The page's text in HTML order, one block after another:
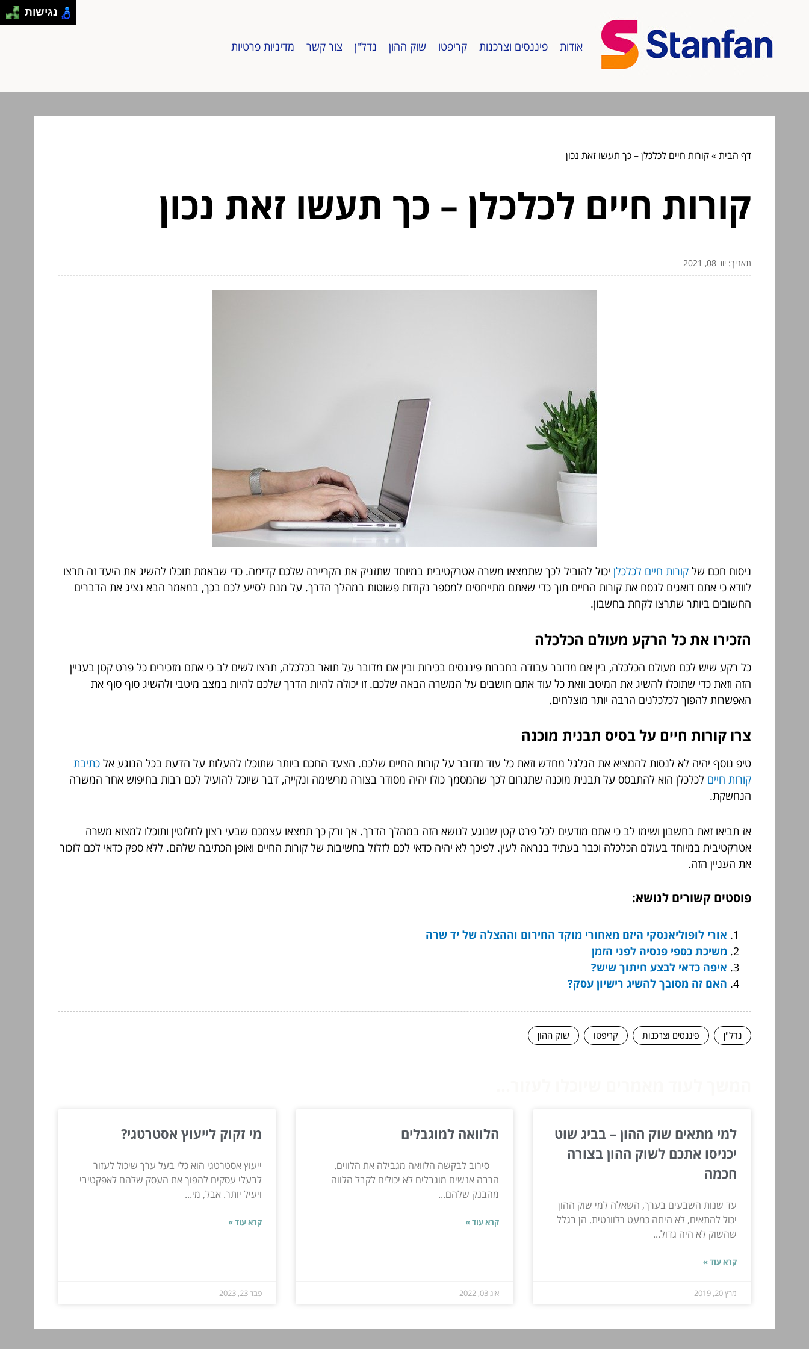
אודות פיננסים וצרכנות קריפטו שוק ההון נדל"ן צור קשר מדיניות פרטיות
דף הבית»קורות חיים לכלכלן – כך תעשו זאת נכון
קורות חיים לכלכלן – כך תעשו זאת נכון
תאריך: יונ 08, 2021
ניסוח חכם של קורות חיים לכלכלן יכול להוביל לכך שתמצאו משרה אטרקטיבית במיוחד שתזניק את הקריירה שלכם קדימה. כדי שבאמת תוכלו להשיג את היעד זה תרצו
לוודא כי אתם דואגים לנסח את קורות החיים תוך כדי שאתם מתייחסים למספר נקודות פשוטות במהלך הדרך. על מנת לסייע לכם בכך, במאמר הבא נציג את הדברים
החשובים ביותר שתרצו לקחת בחשבון.
הזכירו את כל הרקע מעולם הכלכלה
כל רקע שיש לכם מעולם הכלכלה, בין אם מדובר עבודה בחברות פיננסים בכירות ובין אם מדובר על תואר בכלכלה, תרצו לשים לב כי אתם מזכירים כל פרט קטן בעניין
הזה וזאת כדי שתוכלו להשיג את המיטב וזאת כל עוד אתם חושבים על המשרה הבאה שלכם. זו יכולה להיות הדרך שלכם להיות במצב מיטבי ולהשיג סוף סוף את
האפשרות להפוך לכלכלנים הרבה יותר מוצלחים.
צרו קורות חיים על בסיס תבנית מוכנה
טיפ נוסף יהיה לא לנסות להמציא את הגלגל מחדש וזאת כל עוד מדובר על קורות החיים שלכם. הצעד החכם ביותר שתוכלו להעלות על הדעת בכל הנוגע אל כתיבת
קורות חיים לכלכלן הוא להתבסס על תבנית מוכנה שתגרום לכך שהמסמך כולו יהיה מסודר בצורה מרשימה ונקייה, דבר שיוכל להועיל לכם רבות בחיפוש אחר המשרה
הנחשקת.
אז תביאו זאת בחשבון ושימו לב כי אתם מודעים לכל פרט קטן שנוגע לנושא הזה במהלך הדרך. אך ורק כך תמצאו עצמכם שבעי רצון לחלוטין ותוכלו למצוא משרה
אטרקטיבית במיוחד בעולם הכלכלה וכבר בעתיד בנראה לעין. לפיכך לא יהיה כדאי לכם לזלזל בחשיבות של קורות החיים ואופן הכתיבה שלהם. ללא ספק כדאי לכם לזכור
את העניין הזה.
פוסטים קשורים לנושא:
אורי לופוליאנסקי היזם מאחורי מוקד החירום וההצלה של יד שרה
משיכת כספי פנסיה לפני הזמן
איפה כדאי לבצע חיתוך שיש?
האם זה מסובך להשיג רישיון עסק?
נדל"ן פיננסים וצרכנות קריפטו שוק ההון
למי מתאים שוק ההון – בביג שוט
יכניסו אתכם לשוק ההון בצורה
חכמה
עד שנות השבעים בערך, השאלה למי שוק ההון
יכול להתאים, לא היתה כמעט רלוונטית. הן בגלל
שהשוק לא היה גדול...
קרא עוד »
מרץ 20, 2019
הלוואה למוגבלים
סירוב לבקשה הלוואה מגבילה את הלווים.
הרבה אנשים מוגבלים לא יכולים לקבל הלווה
מהבנק שלהם...
קרא עוד »
אוג 03, 2022
מי זקוק לייעוץ אסטרטגי?
ייעוץ אסטרטגי הוא כלי בעל ערך שיכול לעזור
לבעלי עסקים להפוך את העסק שלהם לאפקטיבי
ויעיל יותר. אבל, מי...
קרא עוד »
פבר 23, 2023
נגישות